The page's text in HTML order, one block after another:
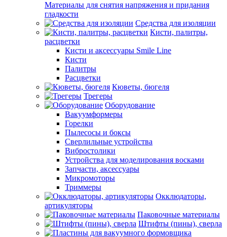
Материалы для снятия напряжения и придания
гладкости
Средства для изоляции
Кисти, палитры,
расцветки
Кисти и аксессуары Smile Line
Кисти
Палитры
Расцветки
Кюветы, бюгеля
Трегеры
Оборудование
Вакуумформеры
Горелки
Пылесосы и боксы
Сверлильные устройства
Вибростолики
Устройства для моделирования восками
Запчасти, аксессуары
Микромоторы
Триммеры
Окклюдаторы,
артикуляторы
Паковочные материалы
Штифты (пины), сверла